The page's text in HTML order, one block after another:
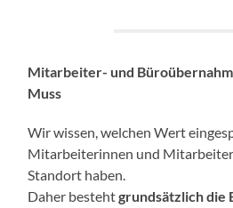
Mitarbeiter- und
Muss
Wir wissen, welchen Wert
Mitarbeiterinnen und
Standort haben.
Daher bestehtgrundsätzlich die